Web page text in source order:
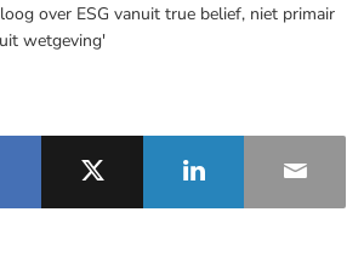
over ESG vanuit true belief, niet primair
wetgeving'